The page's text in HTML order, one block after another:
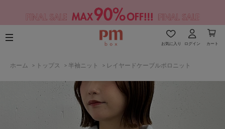
お気に入り ログイン カート
ホーム > トップス > 半袖ニット > レイヤードケーブルポロニット